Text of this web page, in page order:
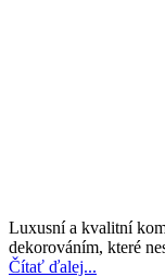
Luxusní a kvalitní
dekorováním, které
Čítať ďalej...